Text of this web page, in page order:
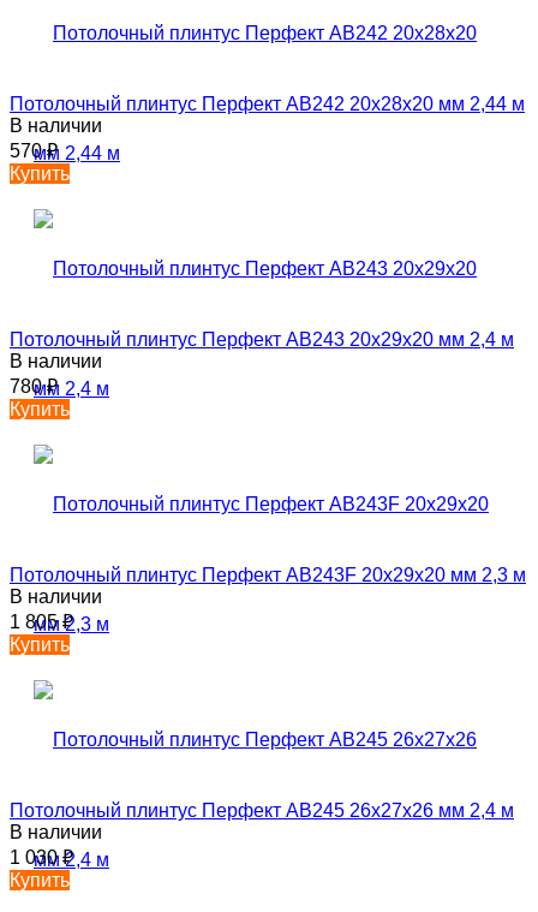
Потолочный плинтус Перфект AB242 20х28х20 мм 2,44 м
В наличии
570₽
Купить
Потолочный плинтус Перфект AB243 20х29х20 мм 2,4 м
В наличии
780₽
Купить
Потолочный плинтус Перфект AB243F 20х29х20 мм 2,3 м
В наличии
1 805₽
Купить
Потолочный плинтус Перфект AB245 26х27х26 мм 2,4 м
В наличии
1 030₽
Купить